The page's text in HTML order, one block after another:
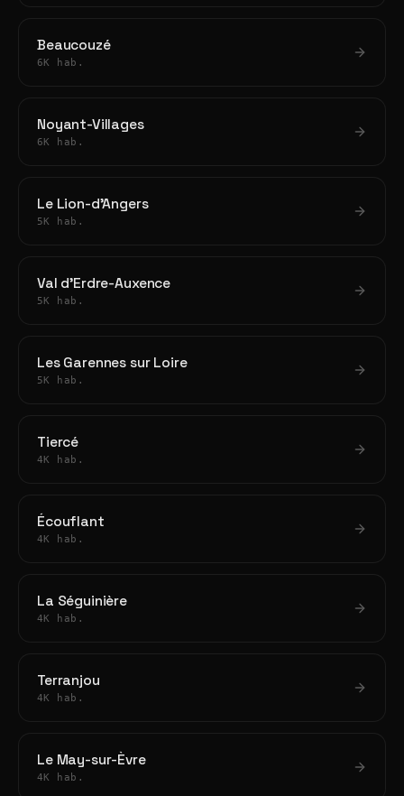
Beaucouzé
6K hab.
Noyant-Villages
6K hab.
Le Lion-d'Angers
5K hab.
Val d'Erdre-Auxence
5K hab.
Les Garennes sur Loire
5K hab.
Tiercé
4K hab.
Écouflant
4K hab.
La Séguinière
4K hab.
Terranjou
4K hab.
Le May-sur-Èvre
4K hab.